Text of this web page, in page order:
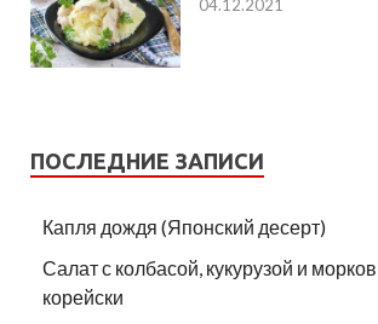
04.12.2021
ПОСЛЕДНИЕ ЗАПИСИ
Капля дождя (Японский десерт)
Салат с колбасой, кукурузой и
корейски